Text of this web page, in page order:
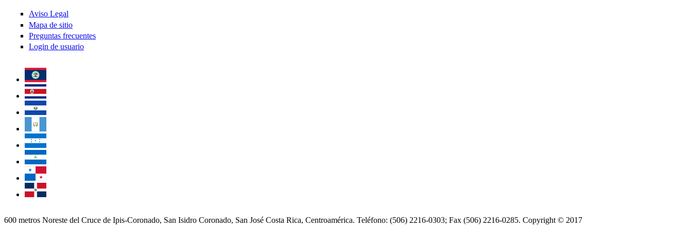
Aviso Legal
Mapa de sitio
Preguntas frecuentes
Login de usuario
600 metros Noreste del Cruce de Ipis-Coronado, San Isidro Coronado, San José Costa Rica, Centroamérica. Teléfono: (506) 2216-0303; Fax (506) 2216-0285. Copyright © 2017